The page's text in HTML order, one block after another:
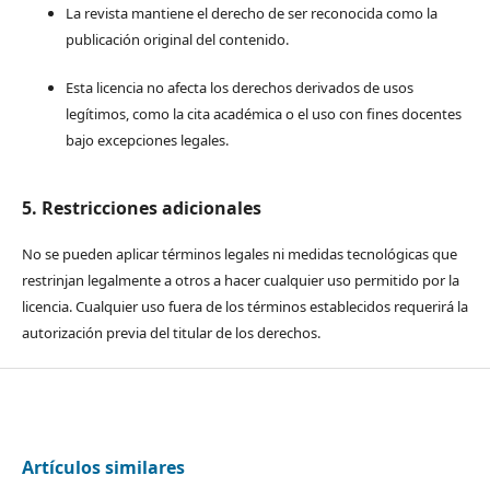
La revista mantiene el derecho de ser reconocida como la
publicación original del contenido.
Esta licencia no afecta los derechos derivados de usos
legítimos, como la cita académica o el uso con fines docentes
bajo excepciones legales.
5. Restricciones adicionales
No se pueden aplicar términos legales ni medidas tecnológicas que
restrinjan legalmente a otros a hacer cualquier uso permitido por la
licencia. Cualquier uso fuera de los términos establecidos requerirá la
autorización previa del titular de los derechos.
Artículos similares